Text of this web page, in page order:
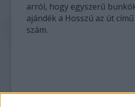
arról, hogy egyszerű
ajándék a Hosszú az út
szám.